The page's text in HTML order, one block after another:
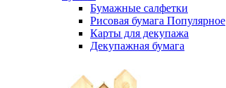
Бумажные салфетки
Рисовая бумага Популярное
Карты для декупажа
Декупажная бумага